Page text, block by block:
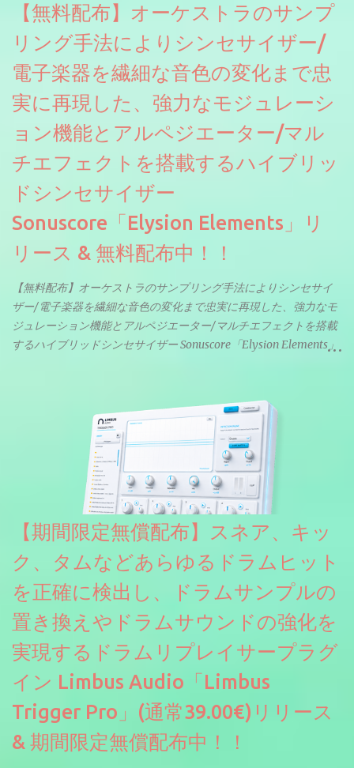
【無料配布】オーケストラのサンプ
リング手法によりシンセサイザー/
電子楽器を繊細な音色の変化まで忠
実に再現した、強力なモジュレーシ
ョン機能とアルペジエーター/マル
チエフェクトを搭載するハイブリッ
ドシンセサイザー
Sonuscore「Elysion Elements」リ
リース & 無料配布中！！
【無料配布】オーケストラのサンプリング手法によりシンセサイ
ザー/電子楽器を繊細な音色の変化まで忠実に再現した、強力なモ
ジュレーション機能とアルペジエーター/マルチエフェクトを搭載
するハイブリッドシンセサイザー Sonuscore「Elysion Elements」
えるようになっています。総容量も7GBを超えます。複数の設定に
より音色が作りこまれているため、あらかじめアルペジオがプロ
グラムされているプリセットも多いですが、アルペジオを切るこ
とももちろんできます。 ほとんどのシンセライブラリは、音を一
度サンプリングしてベロシティで音量を調整します。 しかし、
ELYSIONは違います。ビンテージシンセを含む様々な音源から、
複数のベロシティレイヤーにわたって録音し、各レイヤーを整形
することで、弱く演奏した場合と強く演奏した場合で、全く異な
る音色が得られます。単に音量を変えただけの同じ音ではありま
せん。
【期間限定無償配布】スネア、キッ
ク、タムなどあらゆるドラムヒット
を正確に検出し、ドラムサンプルの
置き換えやドラムサウンドの強化を
実現するドラムリプレイサープラグ
イン Limbus Audio「Limbus
Trigger Pro」(通常39.00€)リリース
& 期間限定無償配布中！！